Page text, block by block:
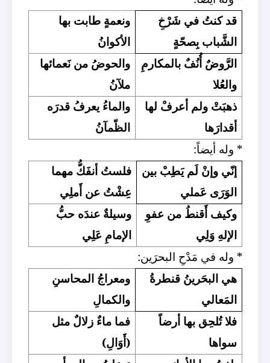
قد كنتُ في شَرْخِ
الشَّباب بِصحّةٍ
ونعمةٍ طابت بها
الأكوانُ
الرَّوضٌ أُنُفٌ بالمكارمِ
والعُلا
والحوضُ من نَعمائها
ملآنُ
ذهبَتْ ولم أعرفْ لها
أقدارَها
والماءُ يعرفُ قدرَه
الظّمآنُ
* وله أيضاً:
إنّي وإنْ لَم يَطِبْ بين
الوَرَى عَملي
فلستُ أنفَكُّ مهما
عِشْتُ عن أَملِي
وكيف أَقنطُ من عفوِ
الإلهِ وَلِي
وسيلةٌ عندَه حبُّ
الإمامِ عَلِي
* وله في مَدْحِ البحرَين:
هي البحَرينُ قنطرةُ
المَعالي
ومعراجُ المحاسنِ
والكمالِ
فلا تُلحِق بها أرضاً
سواها
فما ماءٌ زلالٌ مثل
(أَوَالِ)